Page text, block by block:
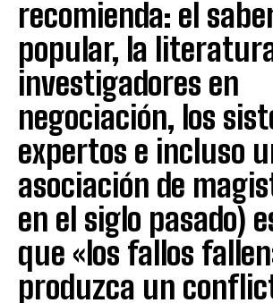
recomienda: el
popular, la
investigadores en
negociación, los
expertos e incluso
asociación de
en el siglo pasado)
que «los fallos
produzca un